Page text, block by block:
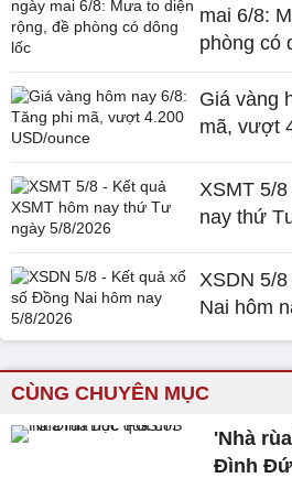
mai 6/8:
phòng có
Giá vàng
mã, vượt
XSMT 5/
nay thứ
XSDN 5/
Nai hôm
CÙNG CHUYÊN MỤC
'Nhà
Đình